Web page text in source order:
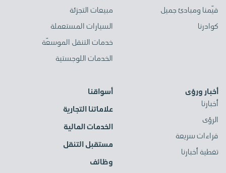
قيّمنا ومبادئ جميل
كوادرنا
مبيعات التجزئة
السيارات المستعملة
خدمات التنقل الموسعّة
الخدمات اللوجستية
أخبار ورؤى
أخبارنا
الرؤى
قراءات سريعة
تغطية أخبارنا
أسواقنا
علاماتنا التجارية
الخدمات المالية
مستقبل التنقل
وظائف